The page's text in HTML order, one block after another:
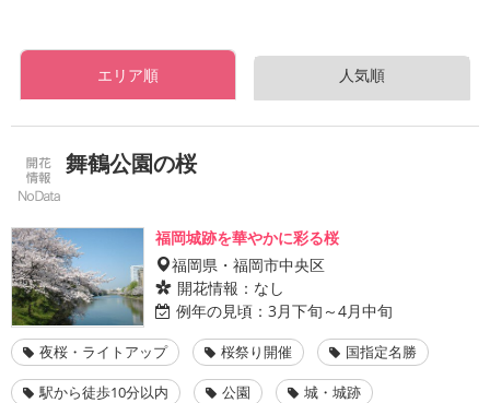
エリア順 人気順
舞鶴公園の桜
福岡城跡を華やかに彩る桜
福岡県・福岡市中央区
開花情報： なし
例年の見頃： 3月下旬～4月中旬
夜桜・ライトアップ 桜祭り開催 国指定名勝
駅から徒歩10分以内 公園 城・城跡